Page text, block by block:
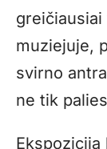
muziejuje,
svirno
ne tik
Ekspoziciją